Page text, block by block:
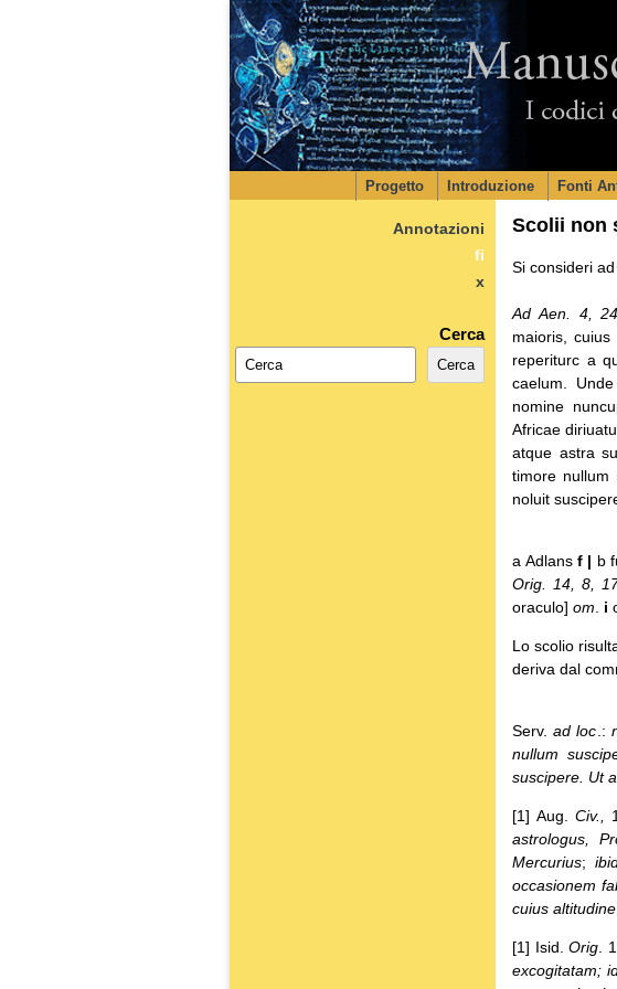
Progetto Introduzione Fonti
Scolii non
Si consideri
Ad Aen. 4,
maioris,
reperiturc a
caelum.
nomine
Africae
atque astra
timore nullum
noluit
a Adlans f | b
Orig. 14, 8,
oraculo]om i
Lo scolio
deriva dal
Serv.ad loc .:
nullum
suscipere. Ut
[1] Aug. Civ.,
astrologus,
Mercurius;
occasionem
cuius
[1] Isid.Orig .
excogitatam;
Annotazioni
fi
x
Cerca
Cerca